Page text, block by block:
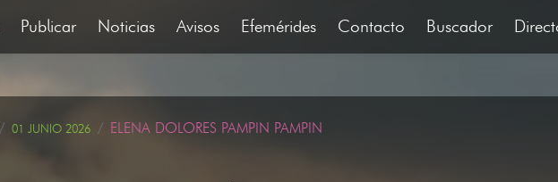
Publicar Noticias Avisos Efemérides Contacto Buscador
01 JUNIO 2026 ELENA DOLORES PAMPIN PAMPIN